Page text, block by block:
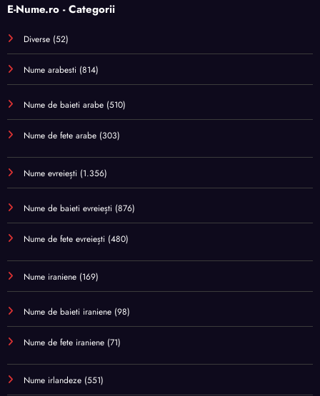
E-Nume.ro - Categorii
Diverse (52)
Nume arabesti (814)
Nume de baieti arabe (510)
Nume de fete arabe (303)
Nume evreiești (1.356)
Nume de baieti evreiești (876)
Nume de fete evreiești (480)
Nume iraniene (169)
Nume de baieti iraniene (98)
Nume de fete iraniene (71)
Nume irlandeze (551)